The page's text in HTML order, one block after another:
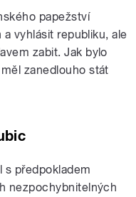
papežství
vyhlásit republiku, ale
zabit. Jak bylo
zanedlouho stát
s předpokladem
nezpochybnitelných